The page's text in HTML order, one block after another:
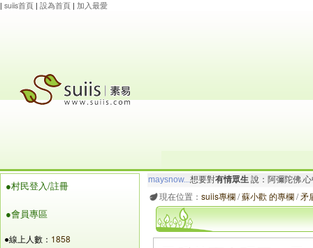
| suiis首頁 | 設為首頁 | 加入最愛
●村民登入/註冊
●會員專區
●線上人數： 1858
maysnow...想要對有情眾生說：阿彌陀佛.
玲瓏虹想要對有情眾生說：阿彌陀佛.一切
現在位置： suiis專欄/蘇小歡 的專欄/矛